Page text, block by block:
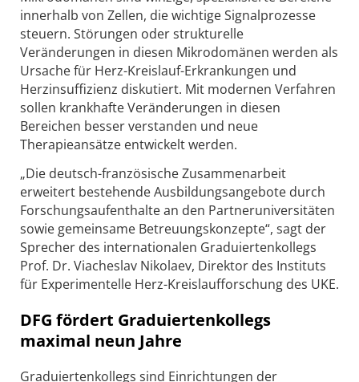
innerhalb von Zellen, die wichtige Signalprozesse
steuern. Störungen oder strukturelle
Veränderungen in diesen Mikrodomänen werden als
Ursache für Herz-Kreislauf-Erkrankungen und
Herzinsuffizienz diskutiert. Mit modernen Verfahren
sollen krankhafte Veränderungen in diesen
Bereichen besser verstanden und neue
Therapieansätze entwickelt werden.
„Die deutsch-französische Zusammenarbeit
erweitert bestehende Ausbildungsangebote durch
Forschungsaufenthalte an den Partneruniversitäten
sowie gemeinsame Betreuungskonzepte“, sagt der
Sprecher des internationalen Graduiertenkollegs
Prof. Dr. Viacheslav Nikolaev, Direktor des Instituts
für Experimentelle Herz-Kreislaufforschung des UKE.
DFG fördert Graduiertenkollegs
maximal neun Jahre
Graduiertenkollegs sind Einrichtungen der